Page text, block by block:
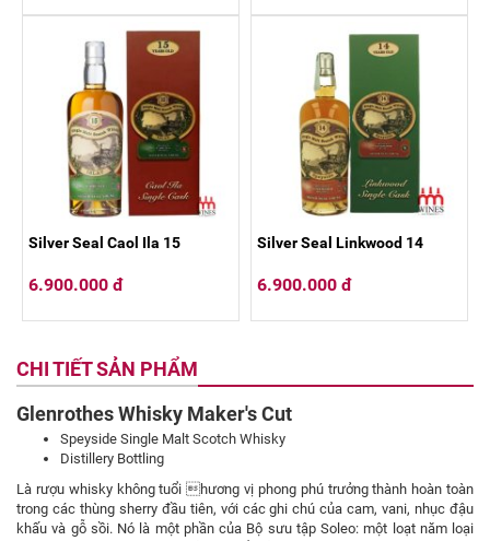
Silver Seal Caol Ila 15
6.900.000 đ
Silver Seal Linkwood 14
6.900.000 đ
CHI TIẾT SẢN PHẨM
Glenrothes Whisky Maker's Cut
Speyside Single Malt Scotch Whisky
Distillery Bottling
Là rượu whisky không tuổi hương vị phong phú trưởng thành hoàn toàn
trong các thùng sherry đầu tiên, với các ghi chú của cam, vani, nhục đậu
khấu và gỗ sồi. Nó là một phần của Bộ sưu tập Soleo: một loạt năm loại